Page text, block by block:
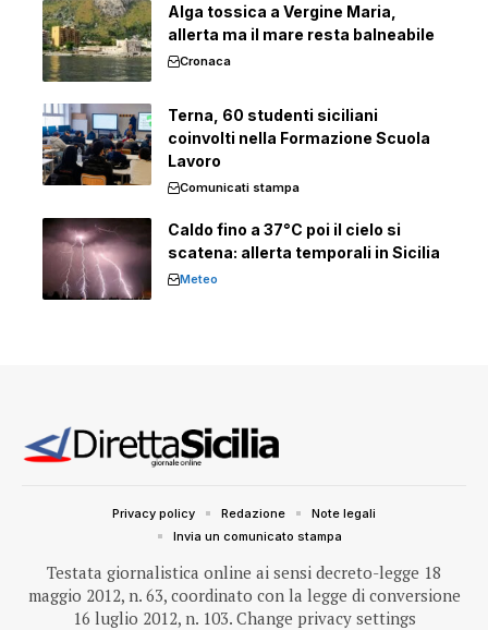
Alga tossica a Vergine Maria,
allerta ma il mare resta balneabile
Cronaca
Terna, 60 studenti siciliani
coinvolti nella Formazione Scuola
Lavoro
Comunicati stampa
Caldo fino a 37°C poi il cielo si
scatena: allerta temporali in Sicilia
Meteo
Testata giornalistica online ai sensi decreto-legge 18
maggio 2012, n. 63, coordinato con la legge di conversione
16 luglio 2012, n. 103. Change privacy settings
Privacy policy Redazione
Note legali
Invia un comunicato stampa